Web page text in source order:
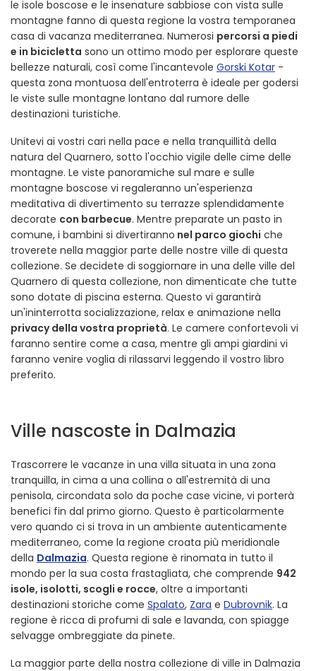
le isole boscose e le insenature sabbiose con vista sulle
montagne fanno di questa regione la vostra temporanea
casa di vacanza mediterranea. Numerosi percorsi a piedi
e in bicicletta sono un ottimo modo per esplorare queste
bellezze naturali, così come l'incantevole Gorski Kotar -
questa zona montuosa dell'entroterra è ideale per godersi
le viste sulle montagne lontano dal rumore delle
destinazioni turistiche.
Unitevi ai vostri cari nella pace e nella tranquillità della
natura del Quarnero, sotto l'occhio vigile delle cime delle
montagne. Le viste panoramiche sul mare e sulle
montagne boscose vi regaleranno un'esperienza
meditativa di divertimento su terrazze splendidamente
decorate con barbecue. Mentre preparate un pasto in
comune, i bambini si divertiranno nel parco giochi che
troverete nella maggior parte delle nostre ville di questa
collezione. Se decidete di soggiornare in una delle ville del
Quarnero di questa collezione, non dimenticate che tutte
sono dotate di piscina esterna. Questo vi garantirà
un'ininterrotta socializzazione, relax e animazione nella
privacy della vostra proprietà. Le camere confortevoli vi
faranno sentire come a casa, mentre gli ampi giardini vi
faranno venire voglia di rilassarvi leggendo il vostro libro
preferito.
Ville nascoste in Dalmazia
Trascorrere le vacanze in una villa situata in una zona
tranquilla, in cima a una collina o all'estremità di una
penisola, circondata solo da poche case vicine, vi porterà
benefici fin dal primo giorno. Questo è particolarmente
vero quando ci si trova in un ambiente autenticamente
mediterraneo, come la regione croata più meridionale
della Dalmazia. Questa regione è rinomata in tutto il
mondo per la sua costa frastagliata, che comprende 942
isole, isolotti, scogli e rocce, oltre a importanti
destinazioni storiche come Spalato, Zara e Dubrovnik. La
regione è ricca di profumi di sale e lavanda, con spiagge
selvagge ombreggiate da pinete.
La maggior parte della nostra collezione di ville in Dalmazia